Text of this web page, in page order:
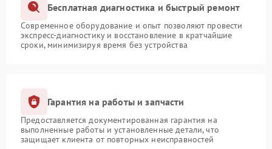
Бесплатная диагностика и быстрый ремонт
Современное оборудование и опыт позволяют провести
экспресс-диагностику и восстановление в кратчайшие
сроки, минимизируя время без устройства
Гарантия на работы и запчасти
Предоставляется документированная гарантия на
выполненные работы и установленные детали, что
защищает клиента от повторных неисправностей